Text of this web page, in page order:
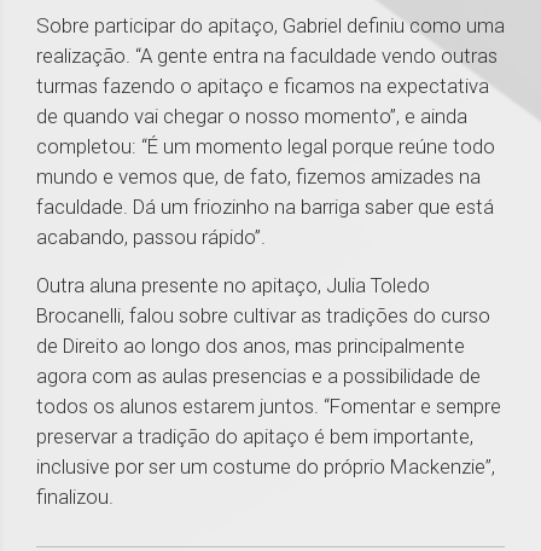
Sobre participar do apitaço, Gabriel definiu como uma
realização. “A gente entra na faculdade vendo outras
turmas fazendo o apitaço e ficamos na expectativa
de quando vai chegar o nosso momento”, e ainda
completou: “É um momento legal porque reúne todo
mundo e vemos que, de fato, fizemos amizades na
faculdade. Dá um friozinho na barriga saber que está
acabando, passou rápido”.
Outra aluna presente no apitaço, Julia Toledo
Brocanelli, falou sobre cultivar as tradições do curso
de Direito ao longo dos anos, mas principalmente
agora com as aulas presencias e a possibilidade de
todos os alunos estarem juntos. “Fomentar e sempre
preservar a tradição do apitaço é bem importante,
inclusive por ser um costume do próprio Mackenzie”,
finalizou.